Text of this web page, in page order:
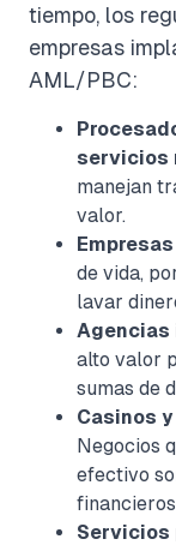
tiempo, los
empresas
AML/PBC:
servicios
manejan
valor.
de vida,
lavar
alto valor
sumas de
Casinos
Negocios
efectivo
Servicios